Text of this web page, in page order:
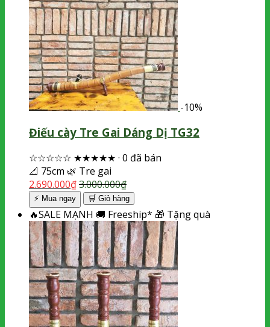
-10%
Điếu cày Tre Gai Dáng Dị TG32
☆☆☆☆☆ ★★★★★ · 0 đã bán
📐 75cm 🌿 Tre gai
2.690.000₫3.000.000₫
⚡ Mua ngay 🛒 Giỏ hàng
🔥SALE MẠNH 🚚 Freeship* 🎁 Tặng quà